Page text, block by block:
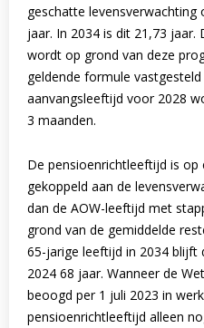
geschatte
jaar. In 2034 is dit 21,73 jaar.
wordt op grond van deze
geldende formule
aanvangsleeftijd voor 2028
3 maanden.
De pensioenrichtleeftijd is op
gekoppeld aan de
dan de AOW-leeftijd met
grond van de gemiddelde
65-jarige leeftijd in 2034 blijft
2024 68 jaar. Wanneer de
beoogd per 1 juli 2023 in
pensioenrichtleeftijd alleen